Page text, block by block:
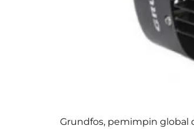
Grundfos, pemimpin global